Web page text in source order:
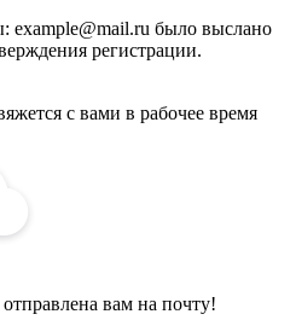
example@mail.ru было выслано
регистрации.
с вами в рабочее время
вам на почту!